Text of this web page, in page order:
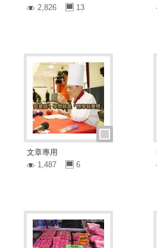
2,826
13
文章專用
1,487
6